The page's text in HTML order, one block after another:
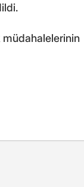
müdahalelerinin